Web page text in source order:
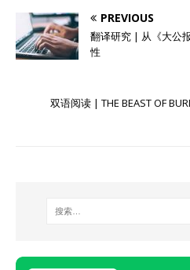
PREVIOUS
翻译研究 | 从《大公
性
双语阅读 | THE BEAST OF